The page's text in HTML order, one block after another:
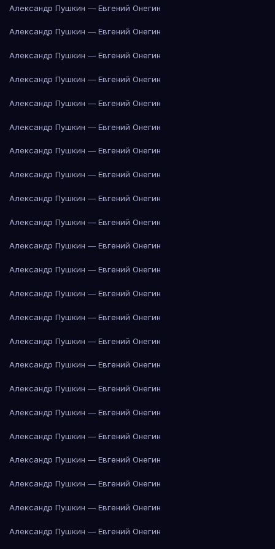
Александр Пушкин — Евгений Онегин
Александр Пушкин — Евгений Онегин
Александр Пушкин — Евгений Онегин
Александр Пушкин — Евгений Онегин
Александр Пушкин — Евгений Онегин
Александр Пушкин — Евгений Онегин
Александр Пушкин — Евгений Онегин
Александр Пушкин — Евгений Онегин
Александр Пушкин — Евгений Онегин
Александр Пушкин — Евгений Онегин
Александр Пушкин — Евгений Онегин
Александр Пушкин — Евгений Онегин
Александр Пушкин — Евгений Онегин
Александр Пушкин — Евгений Онегин
Александр Пушкин — Евгений Онегин
Александр Пушкин — Евгений Онегин
Александр Пушкин — Евгений Онегин
Александр Пушкин — Евгений Онегин
Александр Пушкин — Евгений Онегин
Александр Пушкин — Евгений Онегин
Александр Пушкин — Евгений Онегин
Александр Пушкин — Евгений Онегин
Александр Пушкин — Евгений Онегин